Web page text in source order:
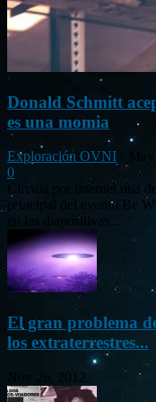
Donald Schmitt
es una momia
Exploración OVNI
0
Circula por internet una
principal del evento Be
en las diapositivas...
El gran problema
los extraterrestres...
Nov 26, 2012